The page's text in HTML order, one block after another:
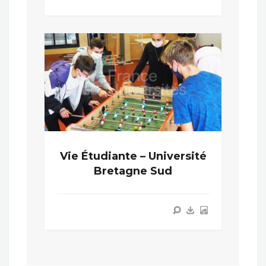
Vie Étudiante – Université
Bretagne Sud